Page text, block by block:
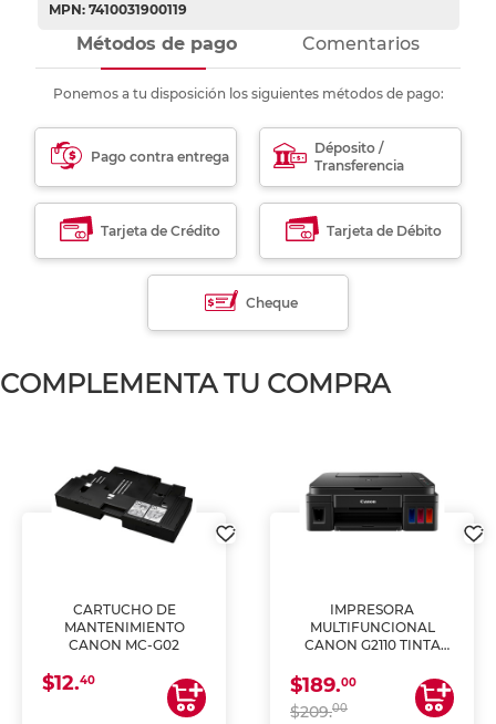
MPN: 7410031900119
Métodos de pago Comentarios
Ponemos a tu disposición los siguientes métodos de pago:
Pago contra entrega
Déposito /
Transferencia
Tarjeta de Crédito Tarjeta de Débito
Cheque
COMPLEMENTA TU COMPRA
CARTUCHO DE
MANTENIMIENTO
CANON MC-G02
$12.40
IMPRESORA
MULTIFUNCIONAL
CANON G2110 TINTA
$189.00
$209.00